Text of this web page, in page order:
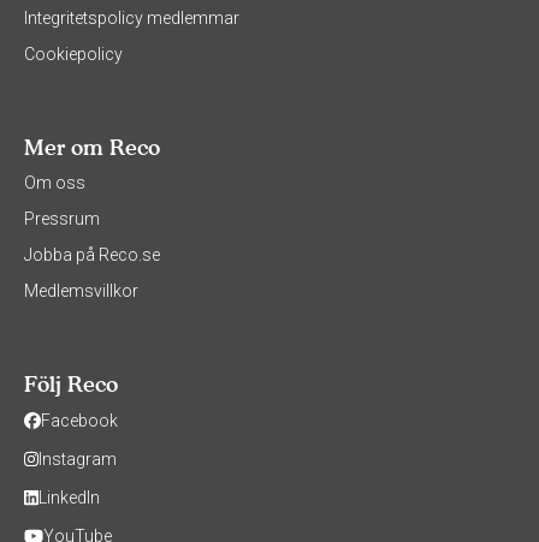
Integritetspolicy medlemmar
Cookiepolicy
Mer om Reco
Om oss
Pressrum
Jobba på Reco.se
Medlemsvillkor
Följ Reco
Facebook
Instagram
LinkedIn
YouTube